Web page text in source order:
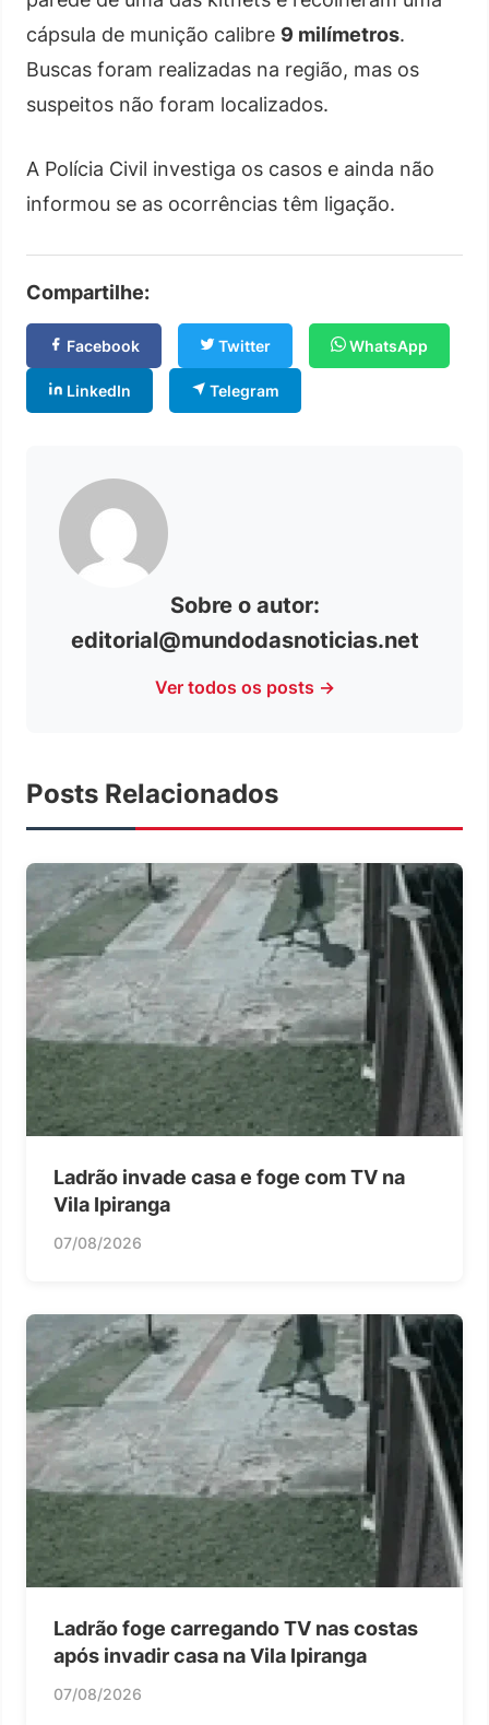
cápsula de munição calibre 9 milímetros.
Buscas foram realizadas na região, mas os
suspeitos não foram localizados.
A Polícia Civil investiga os casos e ainda não
informou se as ocorrências têm ligação.
Compartilhe:
Facebook Twitter WhatsApp
LinkedIn Telegram
Sobre o autor:
editorial@mundodasnoticias.net
Ver todos os posts →
Posts Relacionados
Ladrão invade casa e foge com TV na
Vila Ipiranga
07/08/2026
Ladrão foge carregando TV nas costas
após invadir casa na Vila Ipiranga
07/08/2026